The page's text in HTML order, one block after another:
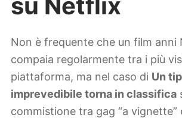
Non è frequente che un film anni
compaia regolarmente tra i più
piattaforma, ma nel caso di Un
imprevedibile torna in classifica
commistione tra gag “a vignette”